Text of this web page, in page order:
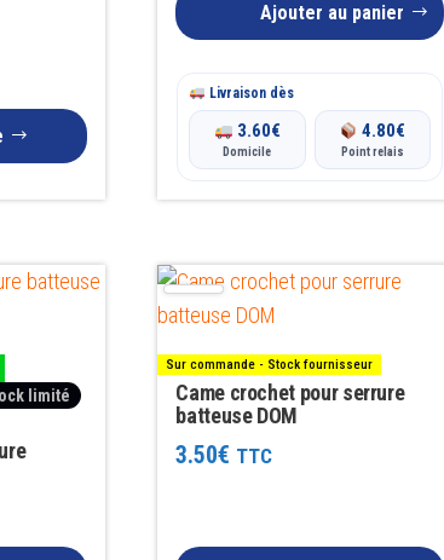
Ajouter au panier
Livraison dès
3.60€
Domicile
4.80€
Point relais
limité
Sur commande - Stock fournisseur
Came crochet pour serrure
batteuse DOM
3.50€ TTC